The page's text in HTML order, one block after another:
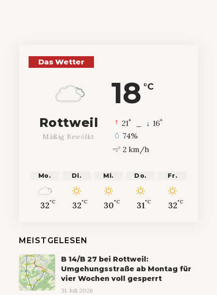
Das Wetter
18 °C
Rottweil
Mäßig Bewölkt
21° 16°
74%
2 km/h
Mo.
32°C
Di.
32°C
Mi.
30°C
Do.
31°C
Fr.
32°C
MEISTGELESEN
B 14/B 27 bei Rottweil:
Umgehungsstraße ab Montag für
vier Wochen voll gesperrt
31. Juli 2026